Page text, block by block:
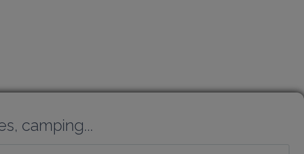
camping...